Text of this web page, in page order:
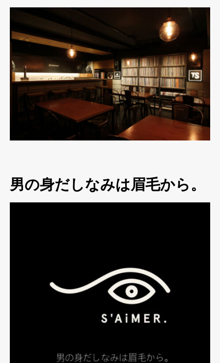
男の身だしなみは眉毛から。